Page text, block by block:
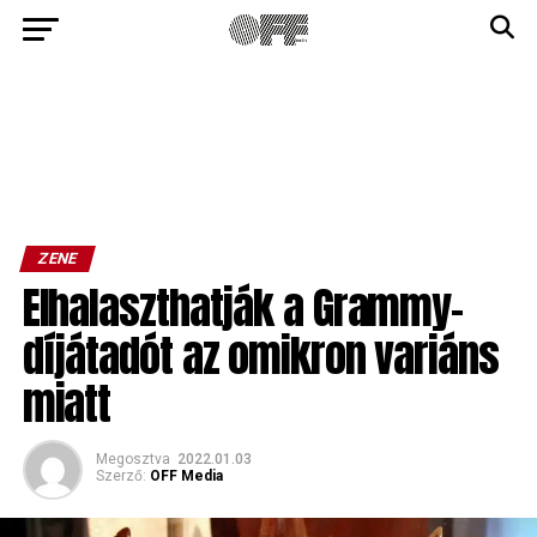
ZENE
Elhalaszthatják a Grammy-
díjátadót az omikron variáns
miatt
Megosztva 2022.01.03
Szerző: OFF Media